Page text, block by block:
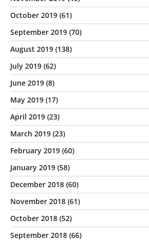
October 2019 (61)
September 2019 (70)
August 2019 (138)
July 2019 (62)
June 2019 (8)
May 2019 (17)
April 2019 (23)
March 2019 (23)
February 2019 (60)
January 2019 (58)
December 2018 (60)
November 2018 (61)
October 2018 (52)
September 2018 (66)